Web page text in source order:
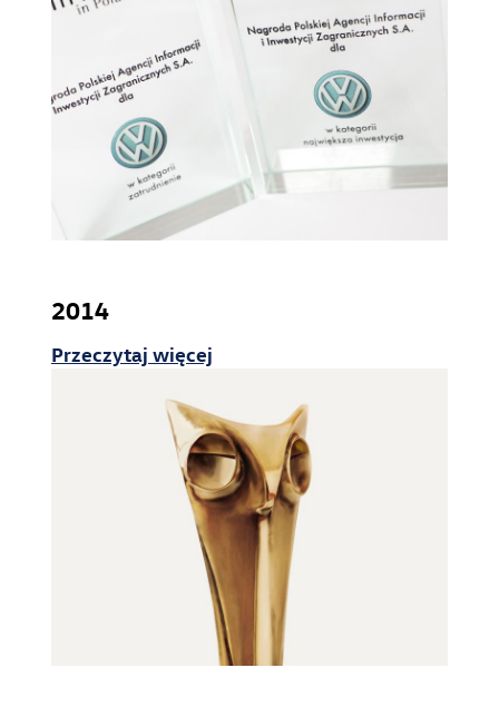
Lean on every line
2014
Przeczytaj więcej